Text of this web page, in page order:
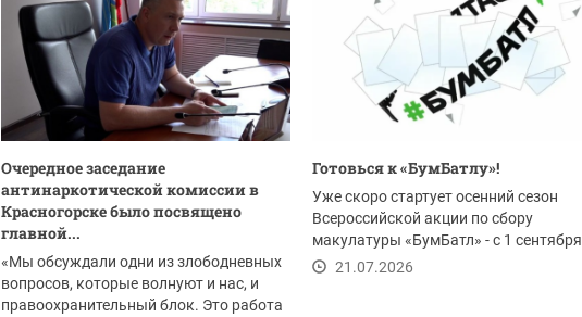
Очередное заседание
антинаркотической комиссии в
Красногорске было посвящено
главной...
«Мы обсуждали одни из злободневных
вопросов, которые волнуют и нас, и
правоохранительный блок. Это работа
Готовься к «БумБатлу»!
Уже скоро стартует осенний сезон
Всероссийской акции по сбору
макулатуры «БумБатл» - с 1 сентября
по 30 ноября. Акция...
21.07.2026